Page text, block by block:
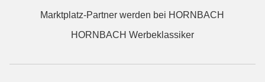
Marktplatz-Partner werden bei HORNBACH
HORNBACH Werbeklassiker